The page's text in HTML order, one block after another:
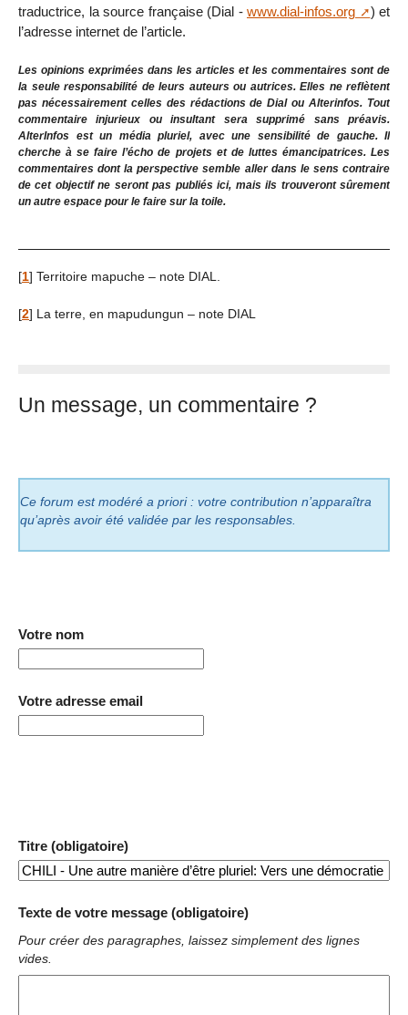
traductrice, la source française (Dial - www.dial-infos.org
) et
l’adresse internet de l’article.
Les opinions exprimées dans les articles et les commentaires sont de
la seule responsabilité de leurs auteurs ou autrices. Elles ne reflètent
pas nécessairement celles des rédactions de Dial ou Alterinfos. Tout
commentaire injurieux ou insultant sera supprimé sans préavis.
AlterInfos est un média pluriel, avec une sensibilité de gauche. Il
cherche à se faire l’écho de projets et de luttes émancipatrices. Les
commentaires dont la perspective semble aller dans le sens contraire
de cet objectif ne seront pas publiés ici, mais ils trouveront sûrement
un autre espace pour le faire sur la toile.
[1] Territoire mapuche – note DIAL.
[2] La terre, en mapudungun – note DIAL
Un message, un commentaire ?
Ce forum est modéré a priori : votre contribution n’apparaîtra
qu’après avoir été validée par les responsables.
Votre nom
Votre adresse email
Titre (obligatoire)
Texte de votre message (obligatoire)
Pour créer des paragraphes, laissez simplement des lignes
vides.